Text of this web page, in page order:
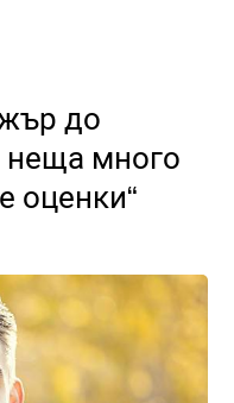
до
неща много
оценки“